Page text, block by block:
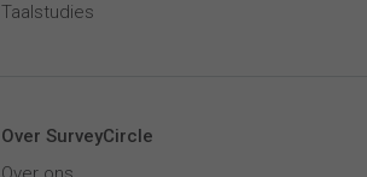
Taalstudies
Over SurveyCircle